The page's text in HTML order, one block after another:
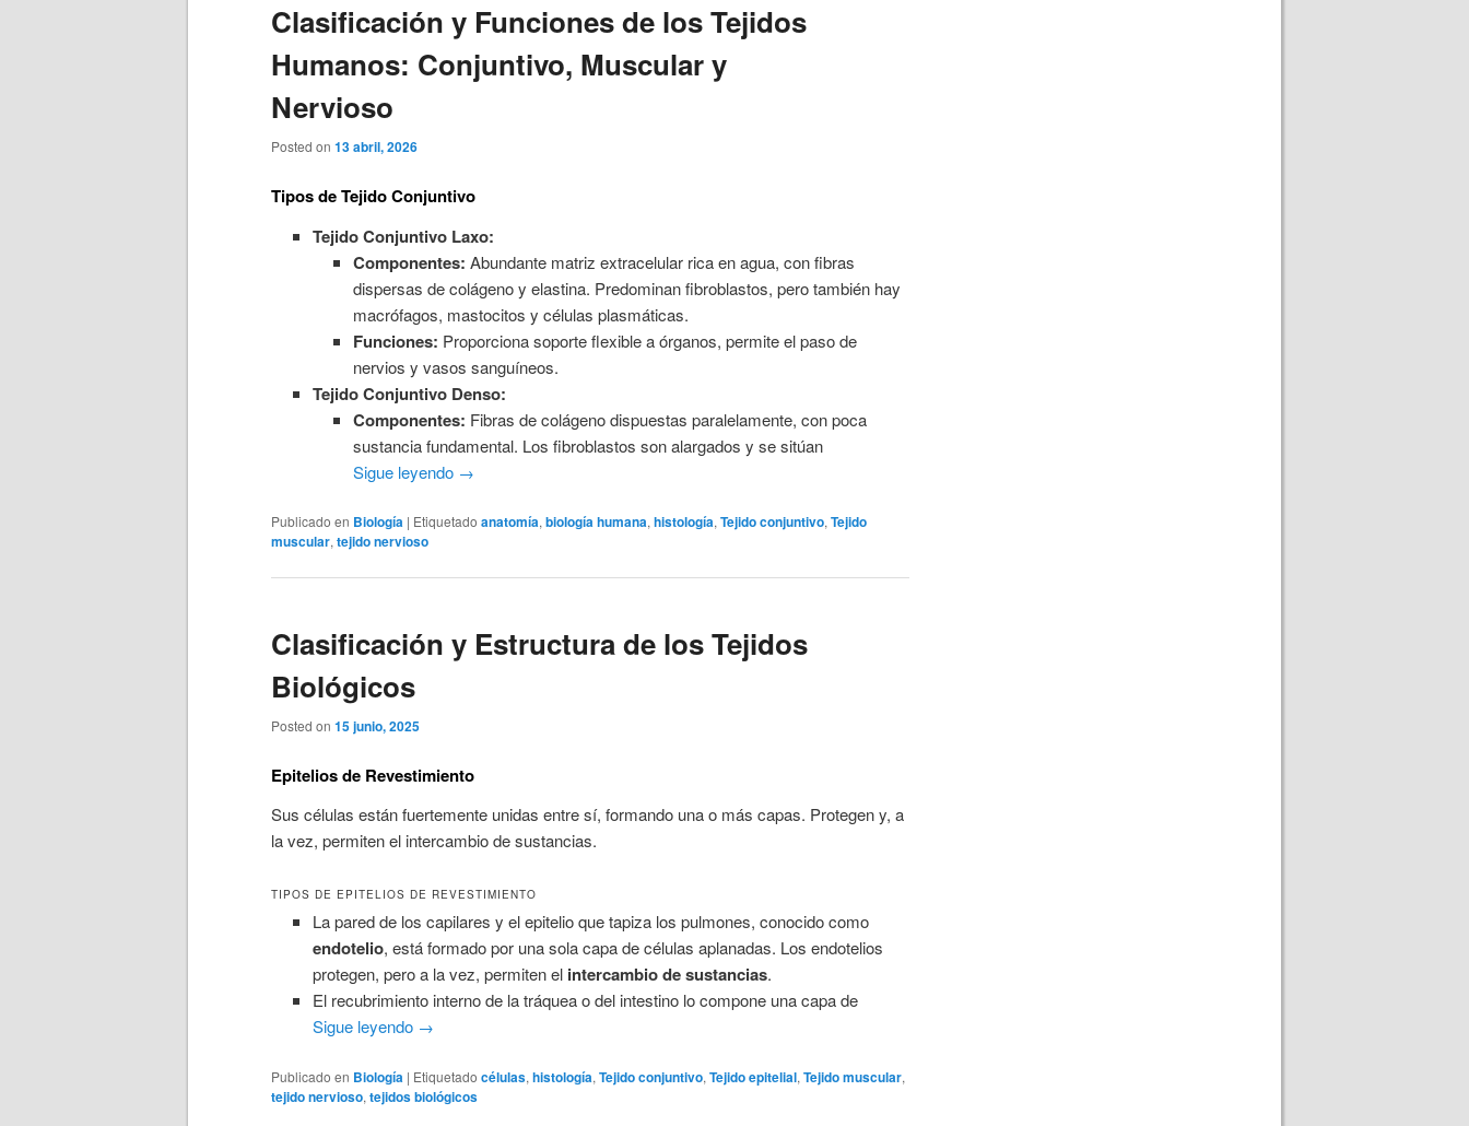
Clasificación y Funciones de los Tejidos
Humanos: Conjuntivo, Muscular y
Nervioso
Posted on 13 abril, 2026
Tipos de Tejido Conjuntivo
Tejido Conjuntivo Laxo:
Componentes: Abundante matriz extracelular rica en agua, con fibras
dispersas de colágeno y elastina. Predominan fibroblastos, pero también hay
macrófagos, mastocitos y células plasmáticas.
Funciones: Proporciona soporte flexible a órganos, permite el paso de
nervios y vasos sanguíneos.
Tejido Conjuntivo Denso:
Componentes: Fibras de colágeno dispuestas paralelamente, con poca
sustancia fundamental. Los fibroblastos son alargados y se sitúan
Sigue leyendo →
Publicado en Biología | Etiquetado anatomía, biología humana, histología, Tejido conjuntivo, Tejido
muscular, tejido nervioso
Clasificación y Estructura de los Tejidos
Biológicos
Posted on 15 junio, 2025
Epitelios de Revestimiento
Sus células están fuertemente unidas entre sí, formando una o más capas. Protegen y, a
la vez, permiten el intercambio de sustancias.
TIPOS DE EPITELIOS DE REVESTIMIENTO
La pared de los capilares y el epitelio que tapiza los pulmones, conocido como
endotelio, está formado por una sola capa de células aplanadas. Los endotelios
protegen, pero a la vez, permiten el intercambio de sustancias.
El recubrimiento interno de la tráquea o del intestino lo compone una capa de
Sigue leyendo →
Publicado en Biología | Etiquetado células, histología, Tejido conjuntivo, Tejido epitelial, Tejido muscular,
tejido nervioso, tejidos biológicos